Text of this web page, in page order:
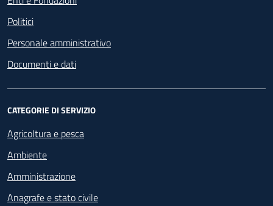
Politici
Personale amministrativo
Documenti e dati
CATEGORIE DI SERVIZIO
Agricoltura e pesca
Ambiente
Amministrazione
Anagrafe e stato civile